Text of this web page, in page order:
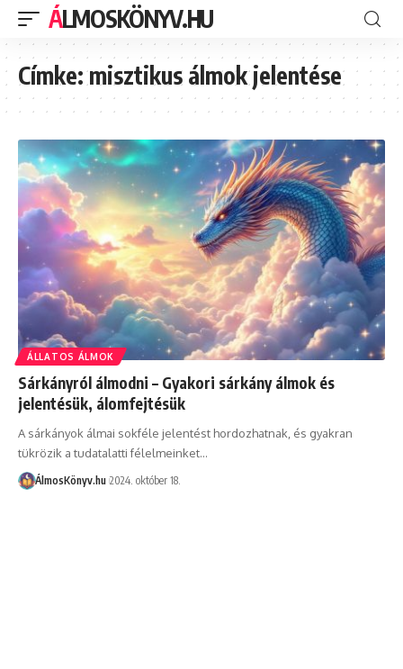
ÁLMOSKÖNYV.HU
Címke:misztikus álmok jelentése
ÁLLATOS ÁLMOK
Sárkányról álmodni – Gyakori sárkány álmok és
jelentésük, álomfejtésük
A sárkányok álmai sokféle jelentést hordozhatnak, és gyakran
tükrözik a tudatalatti félelmeinket…
ÁlmosKönyv.hu 2024. október 18.